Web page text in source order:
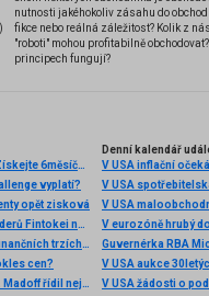
nutnosti jakéhokoliv zásahu do
fikce nebo reálná záležitost? Kolik z
"roboti" mohou profitabilně
principech fungují?
🚀 FXstreet.cz & eToro přinášejí exkluzivní akci: Získejte 6měsíční členství ve VIP zóně ZDARMA
vyplatí?
opět zisková
Léto v plném proudu, trhy také: Top 3 obchody traderů Fintokei na indexech a zlatě
Chamtivost a strach: Největší cenové pohyby na finančních trzích (červenec 2026)
cen?
Stvořil elitní klub, kde Ameriku obral o 65 miliard. Madoff řídil největší Ponzi dějin
Denní kalendář
V USA inflační
V USA
V USA
V eurozóně hrubý
Guvernérka RBA
V USA aukce
V USA žádosti o